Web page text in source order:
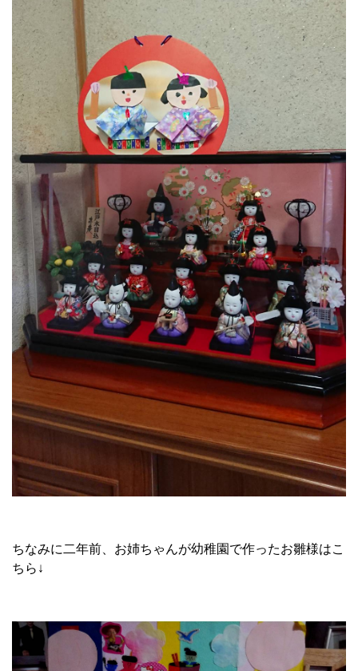
ちなみに二年前、お姉ちゃんが幼稚園で作ったお雛様はこ
ちら↓